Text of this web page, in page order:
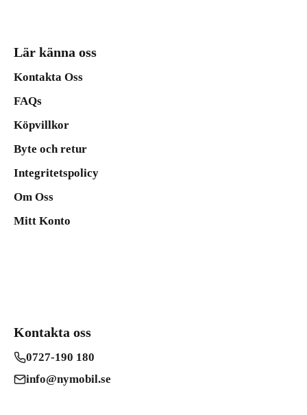
Lär känna oss
Kontakta Oss
FAQs
Köpvillkor
Byte och retur
Integritetspolicy
Om Oss
Mitt Konto
Kontakta oss
0727-190 180
info@nymobil.se